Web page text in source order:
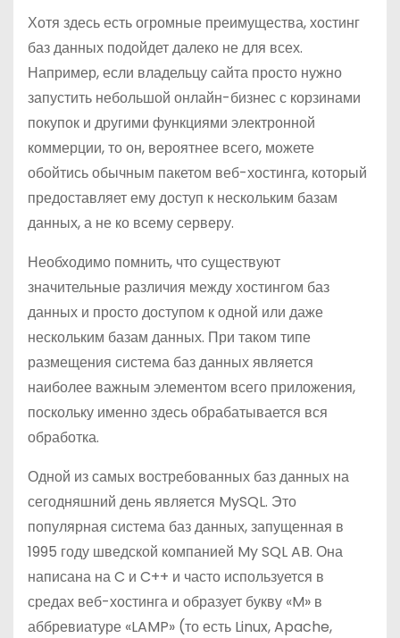
Хотя здесь есть огромные преимущества, хостинг
баз данных подойдет далеко не для всех.
Например, если владельцу сайта просто нужно
запустить небольшой онлайн-бизнес с корзинами
покупок и другими функциями электронной
коммерции, то он, вероятнее всего, можете
обойтись обычным пакетом веб-хостинга, который
предоставляет ему доступ к нескольким базам
данных, а не ко всему серверу.
Необходимо помнить, что существуют
значительные различия между хостингом баз
данных и просто доступом к одной или даже
нескольким базам данных. При таком типе
размещения система баз данных является
наиболее важным элементом всего приложения,
поскольку именно здесь обрабатывается вся
обработка.
Одной из самых востребованных баз данных на
сегодняшний день является MySQL. Это
популярная система баз данных, запущенная в
1995 году шведской компанией My SQL AB. Она
написана на C и C++ и часто используется в
средах веб-хостинга и образует букву «M» в
аббревиатуре «LAMP» (то есть Linux, Apache,